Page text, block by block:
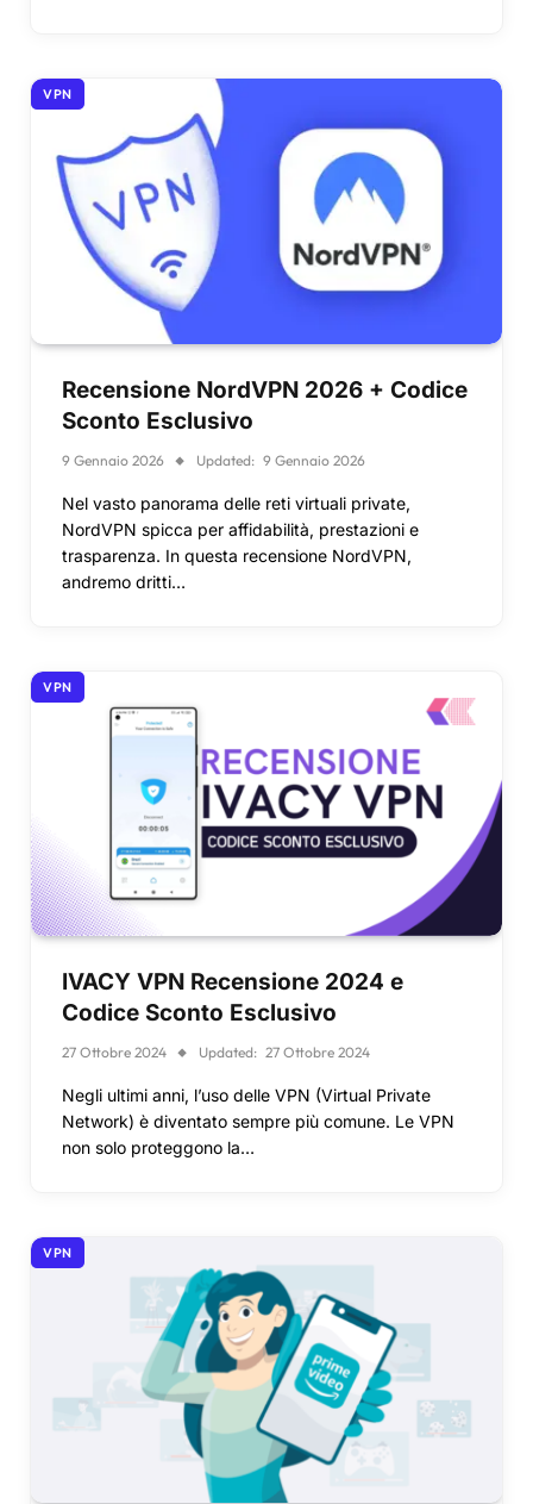
VPN
Recensione NordVPN 2026 + Codice
Sconto Esclusivo
9 Gennaio 2026 Updated: 9 Gennaio 2026
Nel vasto panorama delle reti virtuali private,
NordVPN spicca per affidabilità, prestazioni e
trasparenza. In questa recensione NordVPN,
andremo dritti…
VPN
IVACY VPN Recensione 2024 e
Codice Sconto Esclusivo
27 Ottobre 2024 Updated: 27 Ottobre 2024
Negli ultimi anni, l’uso delle VPN (Virtual Private
Network) è diventato sempre più comune. Le VPN
non solo proteggono la…
VPN